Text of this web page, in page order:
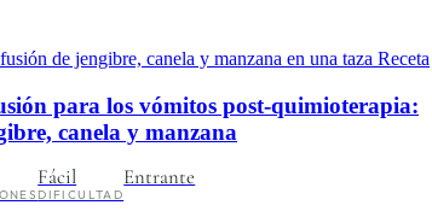
Receta
para los vómitos post-quimioterapia:
canela y manzana
Fácil
DIFICULTAD
Entrante